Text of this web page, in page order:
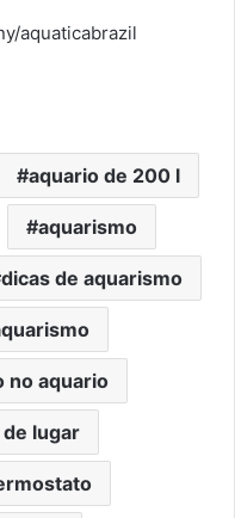
aquaticabrazil
aquario de 200 l
aquarismo
dicas de aquarismo
no aquario
lugar